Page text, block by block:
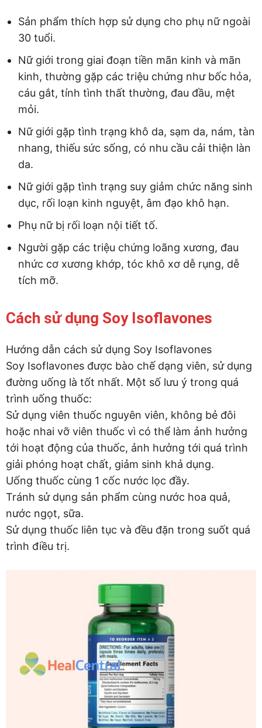
Sản phẩm thích hợp sử dụng cho phụ nữ ngoài
30 tuổi.
Nữ giới trong giai đoạn tiền mãn kinh và mãn
kinh, thường gặp các triệu chứng như bốc hỏa,
cáu gắt, tính tình thất thường, đau đầu, mệt
mỏi.
Nữ giới gặp tình trạng khô da, sạm da, nám, tàn
nhang, thiếu sức sống, có nhu cầu cải thiện làn
da.
Nữ giới gặp tình trạng suy giảm chức năng sinh
dục, rối loạn kinh nguyệt, âm đạo khô hạn.
Phụ nữ bị rối loạn nội tiết tố.
Người gặp các triệu chứng loãng xương, đau
nhức cơ xương khớp, tóc khô xơ dễ rụng, dễ
tích mỡ.
Cách sử dụng Soy Isoflavones
Hướng dẫn cách sử dụng Soy Isoflavones
Soy Isoflavones được bào chế dạng viên, sử dụng
đường uống là tốt nhất. Một số lưu ý trong quá
trình uống thuốc:
Sử dụng viên thuốc nguyên viên, không bẻ đôi
hoặc nhai vỡ viên thuốc vì có thể làm ảnh hưởng
tới hoạt động của thuốc, ảnh hưởng tới quá trình
giải phóng hoạt chất, giảm sinh khả dụng.
Uống thuốc cùng 1 cốc nước lọc đầy.
Tránh sử dụng sản phẩm cùng nước hoa quả,
nước ngọt, sữa.
Sử dụng thuốc liên tục và đều đặn trong suốt quá
trình điều trị.